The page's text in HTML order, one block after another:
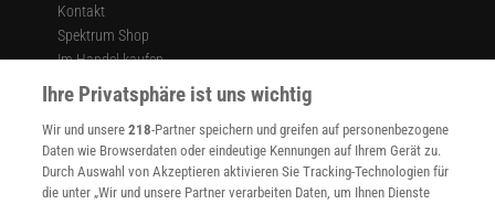
Kontakt
Spektrum Shop
Im Handel kaufen
Presse
Verträge kündigen
Widerruf
INFO
Mediadaten
Ihre Privatsphäre ist uns wichtig
Wir und unsere218-Partner speichern und greifen auf personenbezogene
Daten wie Browserdaten oder eindeutige Kennungen auf Ihrem Gerät zu.
Durch Auswahl von Akzeptieren aktivieren Sie Tracking-Technologien für
die unter „Wir und unsere Partner verarbeiten Daten, um Ihnen Dienste